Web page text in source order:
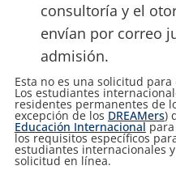
consultoría y el
envían por correo
admisión.
Esta no es una solicitud
Los estudiantes
residentes permanentes de
excepción de los DREAMers)
Educación Internacional
los requisitos específicos
estudiantes internacionales
solicitud en línea.